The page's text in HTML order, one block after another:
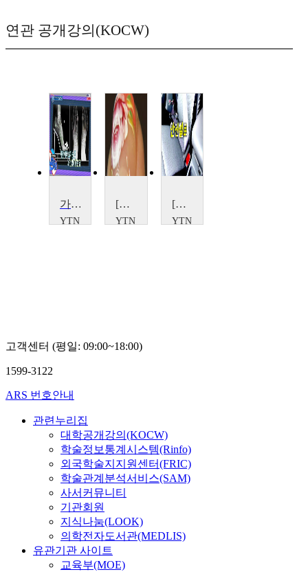
연관 공개강의(KOCW)
가장 예뻐보이는 굽은 몇 cm?
YTN
[놀라운 아이디어] 3cm의 미학, 매니큐어
YTN
[아이디어 if] 4.7cm의 과학, 안전벨트
YTN
고객센터 (평일: 09:00~18:00)
1599-3122
ARS 번호안내
관련누리집
대학공개강의(KOCW)
학술정보통계시스템(Rinfo)
외국학술지지원센터(FRIC)
학술관계분석서비스(SAM)
사서커뮤니티
기관회원
지식나눔(LOOK)
의학전자도서관(MEDLIS)
유관기관 사이트
교육부(MOE)